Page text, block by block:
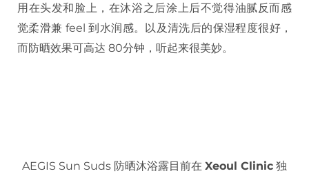
用在头发和脸上，在沐浴之后涂上后不觉得油腻反而感
觉柔滑兼 feel 到水润感。以及清洗后的保湿程度很好，
而防晒效果可高达 80分钟，听起来很美妙。
AEGIS Sun Suds 防晒沐浴露目前在 Xeoul Clinic 独